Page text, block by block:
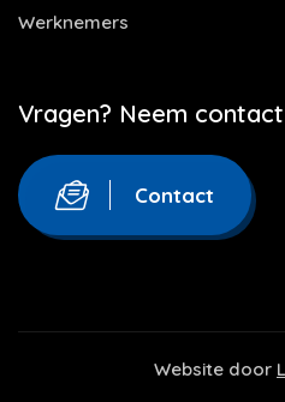
Werknemers
Vragen? Neem
Contact
Website door